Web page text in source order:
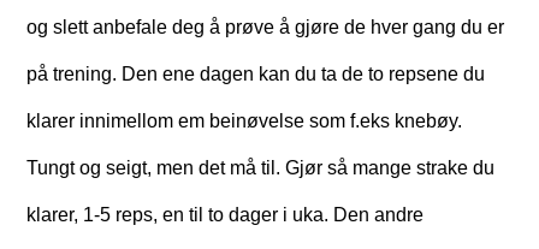
og slett anbefale deg å prøve å gjøre de hver gang du er
på trening. Den ene dagen kan du ta de to repsene du
klarer innimellom em beinøvelse som f.eks knebøy.
Tungt og seigt, men det må til. Gjør så mange strake du
klarer, 1-5 reps, en til to dager i uka. Den andre